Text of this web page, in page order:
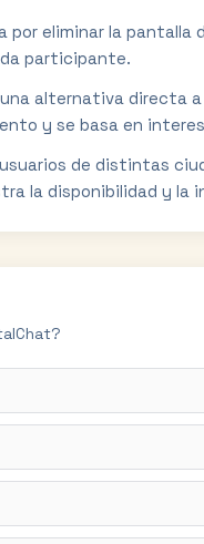
eliminar la pantalla
participante.
alternativa directa a
y se basa en
de distintas
la disponibilidad y la